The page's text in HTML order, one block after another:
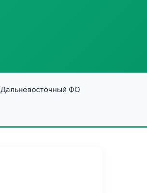
Дальневосточный ФО